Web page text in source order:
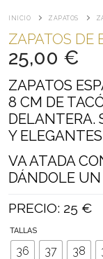
INICIO ZAPATOS
ZAPATOS DE
25,00 €
ZAPATOS
8 CM DE
DELANTERA.
Y
VA ATADA
DÁNDOLE UN
PRECIO: 25 €
TALLAS
36 37 38